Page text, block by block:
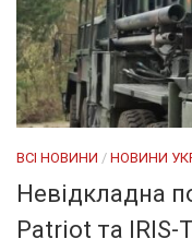
ВСІ НОВИНИ / НОВИНИ
Невідкладна
Patriot та IRIS-